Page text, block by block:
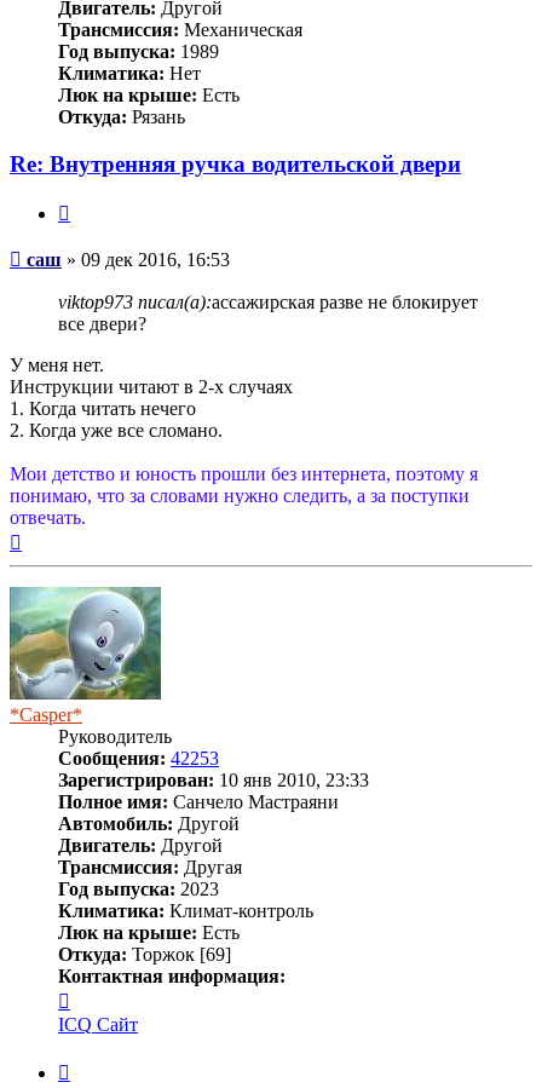
Двигатель: Другой
Трансмиссия: Механическая
Год выпуска: 1989
Климатика: Нет
Люк на крыше: Есть
Откуда: Рязань
Re: Внутренняя ручка водительской двери
Сообщение
саш » 09 дек 2016, 16:53
viktop973 писал(а):ассажирская разве не блокирует
все двери?
У меня нет.
Инструкции читают в 2-х случаях
1. Когда читать нечего
2. Когда уже все сломано.
Мои детство и юность прошли без интернета, поэтому я
понимаю, что за словами нужно следить, а за поступки
отвечать.
*Casper*
Руководитель
Сообщения: 42253
Зарегистрирован: 10 янв 2010, 23:33
Полное имя: Санчело Мастраяни
Автомобиль: Другой
Двигатель: Другой
Трансмиссия: Другая
Год выпуска: 2023
Климатика: Климат-контроль
Люк на крыше: Есть
Откуда: Торжок [69]
Контактная информация:
информация
пользователя
ICQ Сайт